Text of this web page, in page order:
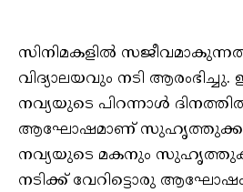
സിനിമകളിൽ
വിദ്യാലയവും നടി ആരംഭിച്ചു.
നവ്യയുടെ പിറന്നാൾ
ആഘോഷമാണ് സുഹൃത്തുക്കൾ
നവ്യയുടെ മകനും
നടിക്ക് വേറിട്ടൊരു